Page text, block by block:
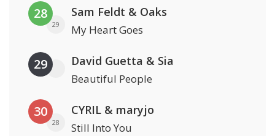
28
29
Sam Feldt & Oaks
My Heart Goes
29 David Guetta & Sia
Beautiful People
30
28
CYRIL & maryjo
Still Into You